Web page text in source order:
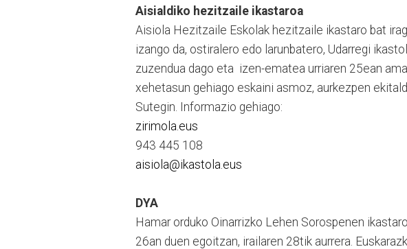
Aisialdiko hezitzaile ikastaroa
Aisiola Hezitzaile Eskolak hezitzaile ikastaro bat
izango da, ostiralero edo larunbatero, Udarregi
zuzendua dago eta izen-ematea urriaren 25ean
xehetasun gehiago eskaini asmoz, aurkezpen
Sutegin. Informazio gehiago:
zirimola.eus
943 445 108
aisiola@ikastola.eus
DYA
Hamar orduko Oinarrizko Lehen Sorospenen
26an duen egoitzan, irailaren 28tik aurrera.